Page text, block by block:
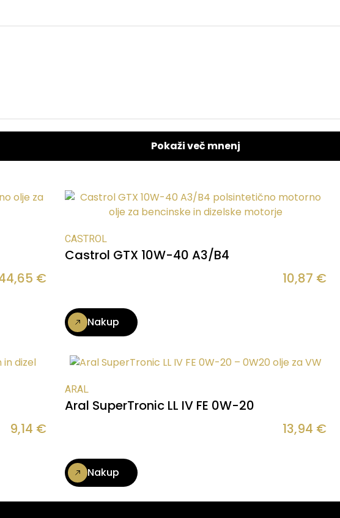
Pokaži več mnenj
€
CASTROL
Castrol GTX 10W-40 A3/B4
10,87 €
Nakup
9,14 €
ARAL
Aral SuperTronic LL IV FE 0W-20
13,94 €
Nakup